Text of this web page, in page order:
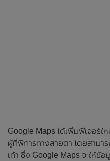
Google Maps ได้เพิ่มฟีเจอร์ใ
ผู้ที่พิการทางสายตา โดยสามา
เท้า ซึ่ง Google Maps จะให้ข้